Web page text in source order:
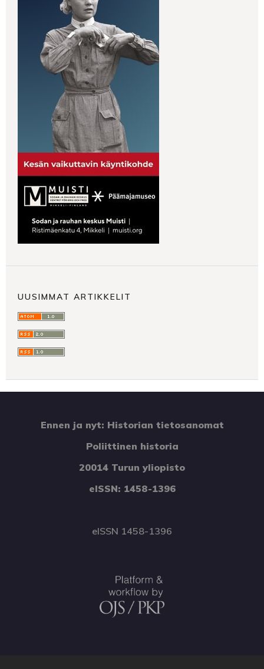
UUSIMMAT ARTIKKELIT
Ennen ja nyt: Historian tietosanomat
Poliittinen historia
20014 Turun yliopisto
eISSN: 1458-1396
eISSN 1458-1396